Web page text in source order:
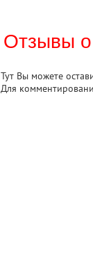
Отзывы о
Тут Вы можете
Для